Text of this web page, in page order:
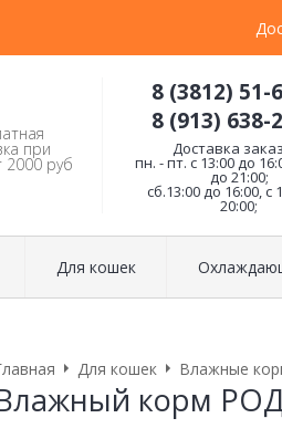
при
2000 руб
8 (3812) 51-
8 (913) 638-
Доставка
пн. - пт. с 13:00 до
до 21:00;
сб.13:00 до 16:00, с
20:00;
Для кошек
Для кошек Влажные
корм